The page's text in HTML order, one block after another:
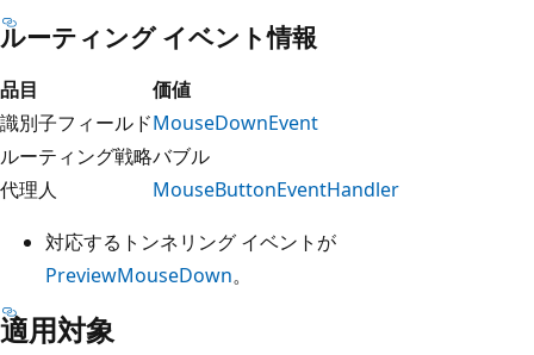
ルーティング イベント情報
品目
価値
識別子フィールドMouseDownEvent
ルーティング戦略バブル
代理人
MouseButtonEventHandler
対応するトンネリング イベントが
PreviewMouseDown。
適用対象